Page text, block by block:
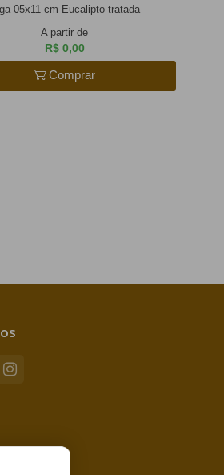
05x11 cm Eucalipto tratada
A partir de
R$ 0,00
Comprar